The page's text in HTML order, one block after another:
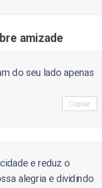
amizade
do seu lado apenas
Copiar
e reduz o
alegria e dividindo